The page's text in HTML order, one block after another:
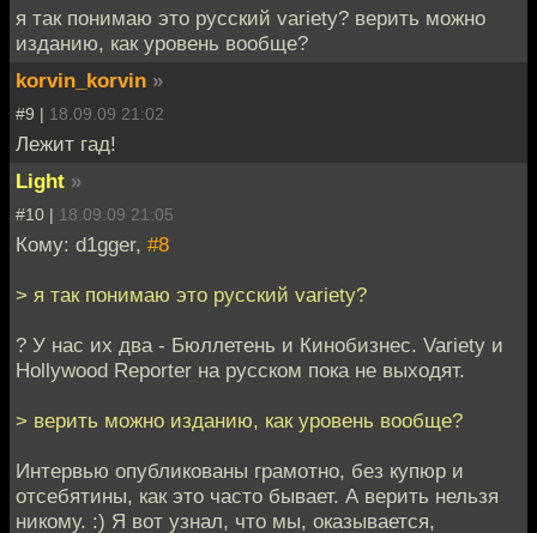
я так понимаю это русский variety? верить можно
изданию, как уровень вообще?
korvin_korvin »
#9 | 18.09.09 21:02
Лежит гад!
Light »
#10 | 18.09.09 21:05
Кому: d1gger, #8
> я так понимаю это русский variety?
? У нас их два - Бюллетень и Кинобизнес. Variety и
Hollywood Reporter на русском пока не выходят.
> верить можно изданию, как уровень вообще?
Интервью опубликованы грамотно, без купюр и
отсебятины, как это часто бывает. А верить нельзя
никому. :) Я вот узнал, что мы, оказывается,